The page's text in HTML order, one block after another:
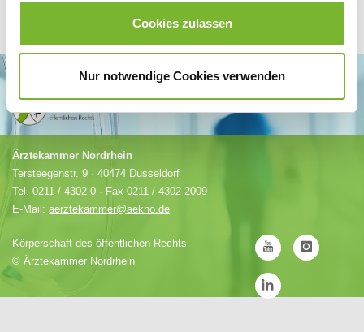
Cookies zulassen
Nur notwendige Cookies verwenden
Ärztekammer Nordrhein
Tersteegenstr. 9 · 40474 Düsseldorf
Tel. 0211 / 4302-0 · Fax 0211 / 4302 2009
E-Mail: aerztekammer@aekno.de
Körperschaft des öffentlichen Rechts
© Ärztekammer Nordrhein